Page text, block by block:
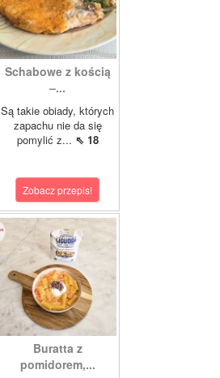
Schabowe z kością
–...
Są takie obiady, których
zapachu nie da się
pomylić z... ⇖ 18
Zobacz przepis!
Buratta z
pomidorem,...